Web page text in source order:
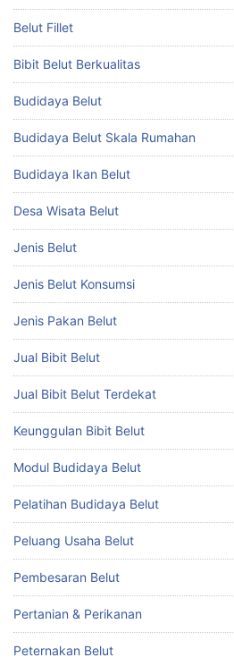
Belut Fillet
Bibit Belut Berkualitas
Budidaya Belut
Budidaya Belut Skala Rumahan
Budidaya Ikan Belut
Desa Wisata Belut
Jenis Belut
Jenis Belut Konsumsi
Jenis Pakan Belut
Jual Bibit Belut
Jual Bibit Belut Terdekat
Keunggulan Bibit Belut
Modul Budidaya Belut
Pelatihan Budidaya Belut
Peluang Usaha Belut
Pembesaran Belut
Pertanian & Perikanan
Peternakan Belut